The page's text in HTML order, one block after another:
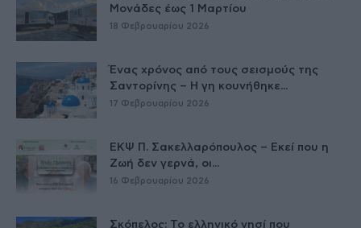
Μονάδες έως 1 Μαρτίου
18 Φεβρουαρίου 2026
Ένας χρόνος από τους σεισμούς της
Σαντορίνης – Η γη κουνήθηκε...
17 Φεβρουαρίου 2026
ΕΚΨ Π. Σακελλαρόπουλος – Εκεί που η
Ζωή δεν γερνά, οι...
16 Φεβρουαρίου 2026
Σκόπελος: Το ελληνικό νησί που